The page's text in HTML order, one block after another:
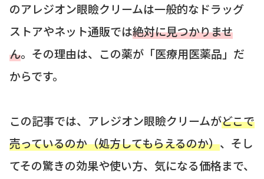
のアレジオン眼瞼クリームは一般的なドラッグ
ストアやネット通販では絶対に見つかりませ
ん。その理由は、この薬が「医療用医薬品」だ
からです。
この記事では、アレジオン眼瞼クリームがどこで
売っているのか（処方してもらえるのか）、そし
てその驚きの効果や使い方、気になる価格まで、